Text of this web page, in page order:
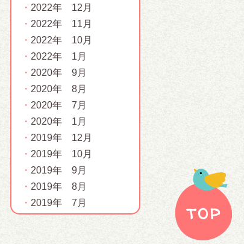
2022年 12月
2022年 11月
2022年 10月
2022年 1月
2020年 9月
2020年 8月
2020年 7月
2020年 1月
2019年 12月
2019年 10月
2019年 9月
2019年 8月
2019年 7月